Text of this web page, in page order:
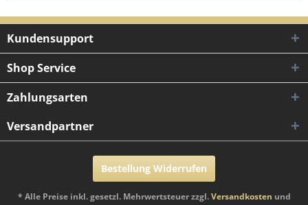
Kundensupport
Shop Service
Zahlungsarten
Versandpartner
Bestellung Widerrufen
* Alle Preise inkl. gesetzl. Mehrwertsteuer zzgl.Versandkosten und